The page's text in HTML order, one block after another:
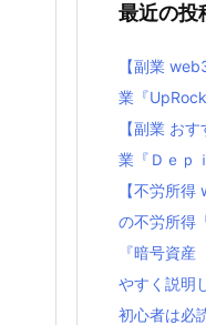
最近の投
【副業
業『
【副業 お
業『Ｄｅｐ
【不労所
の不労所得
『暗号資
やすく説明
初心者は必